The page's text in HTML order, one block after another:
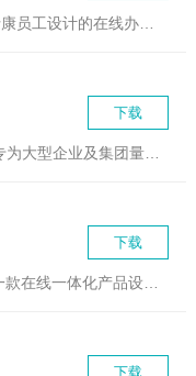
下载
下载
下载